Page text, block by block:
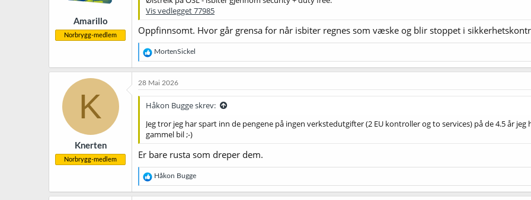
e
r
Amarillo
Norbrygg-medlem
Vis vedlegget 77985
Oppfinnsomt. Hvor går grensa for når isbiter regnes som væske og blir stoppet i
R
e
a
k
j
o
e
r
MortenSickel
K
Knerten
Norbrygg-medlem
28 Mai 2026
Håkon Bugge skrev:
Jeg tror jeg har spart inn de pengene på ingen verkstedutgifter (2 EU kontroller og to services) på de 4.5 år
gammel bil ;-)
Er bare rusta som dreper dem.
R
e
a
Håkon Bugge